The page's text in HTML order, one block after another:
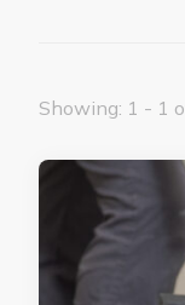
Showing: 1 - 1